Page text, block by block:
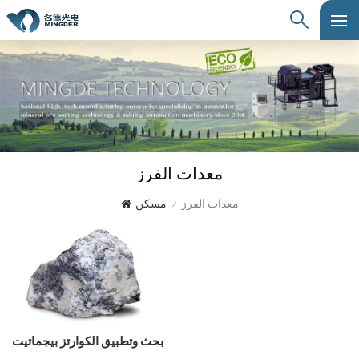
معدات الفرز
مسكن / معدات الفرز
بحث وتطبيق الكوارتز بيجماتيت